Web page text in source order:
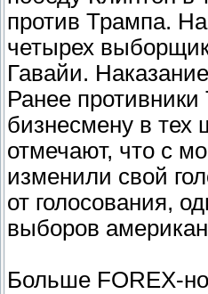
против Трампа.
четырех
Гавайи.
Ранее
бизнесмену в тех
отмечают, что с
изменили свой
от голосования,
выборов
Больше FOREX-